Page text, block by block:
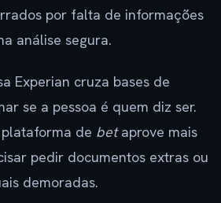
por falta de informações
análise segura.
Experian cruza bases de
se a pessoa é quem diz ser.
de betaprove mais
pedir documentos extras ou
demoradas.